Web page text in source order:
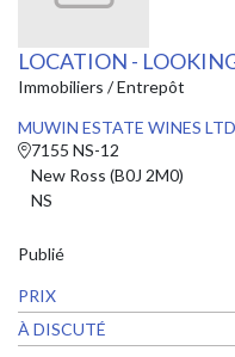
LOCATION -
Immobiliers / Entrepôt
MUWIN ESTATE WINES
7155 NS-12
New Ross (B0J 2M0)
NS
Publié
PRIX
À DISCUTÉ